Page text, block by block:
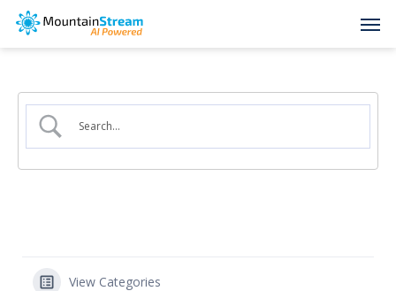
Skip
content
View Categories